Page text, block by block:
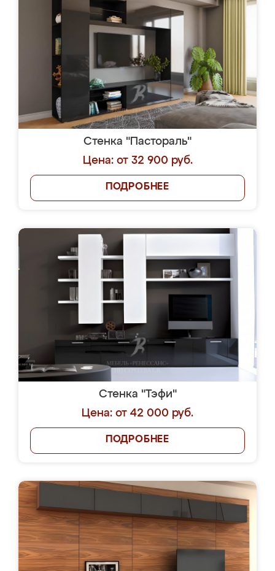
Стенка "Пастораль"
Цена: от 32 900 руб.
ПОДРОБНЕЕ
Стенка "Тэфи"
Цена: от 42 000 руб.
ПОДРОБНЕЕ